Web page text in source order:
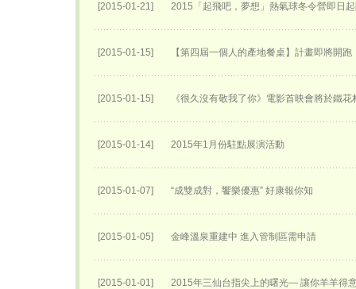
[2015-01-21] 2015「起飛吧，夢想」熱氣球冬令營即日
[2015-01-15] 【第四屆一個人的產地餐桌】計畫即將開跑
[2015-01-15] 《很久沒有敬我了你》電影首映會將於鐵花
[2015-01-14] 2015年1月份駐點展演活動
[2015-01-07] “成雙成對，饗樂優惠” 好康報你知
[2015-01-05] 金峰溫泉重建中 進入管制區需申請
[2015-01-01] 2015年三仙台指尖上的曙光— 讓你羊羊得